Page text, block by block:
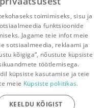
opositsioon
Teated Konto
toimimiseks, sisu ja
funktsioonide
Jagame teie infot meie
sotsiaalmeedia, reklaami ja
kõigiga“, nõustute küpsiste
töötlemisega.
küpsiste kasutamise ja teie
meie Küpsiste poliitikas.
KEELDU KÕIGIST